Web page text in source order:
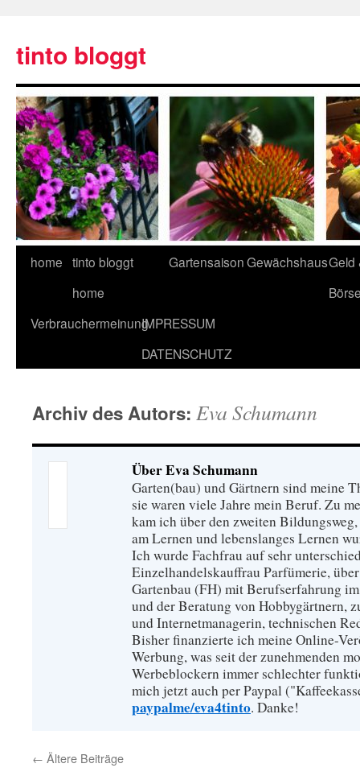
tinto bloggt
home tinto bloggt
home
GartensaisonGewächshausGeld
VerbrauchermeinungIMPRESSUM
DATENSCHUTZ
Archiv des Autors: Eva Schumann
Über Eva Schumann
Garten(bau) und Gärtnern sind meine
sie waren viele Jahre mein Beruf. Zu
kam ich über den zweiten
am Lernen und lebenslanges Lernen
Ich wurde Fachfrau auf sehr
Einzelhandelskauffrau Parfümerie,
Gartenbau (FH) mit Berufserfahrung
und der Beratung von Hobbygärtnern,
und Internetmanagerin, technischen
Bisher finanzierte ich meine Online-
Werbung, was seit der zunehmenden
Werbeblockern immer schlechter
mich jetzt auch per Paypal
paypalme/eva4tinto. Danke!
← Ältere Beiträge